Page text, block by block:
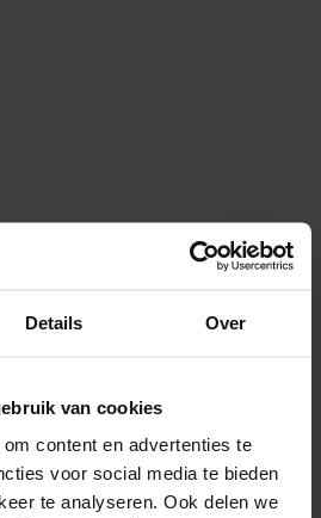
Details Over
van cookies
content en advertenties te
voor social media te bieden
te analyseren. Ook delen we